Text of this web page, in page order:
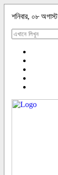
শনিবার, ০৮